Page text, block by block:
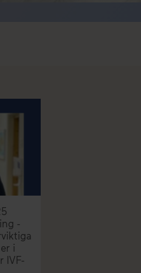
-
i
IVF-